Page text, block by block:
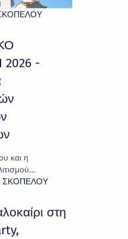
2026 -
και η
«
στη